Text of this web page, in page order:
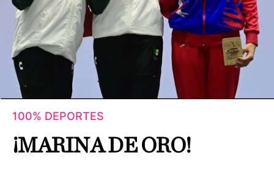
100% DEPORTES
¡MARINA DE ORO!